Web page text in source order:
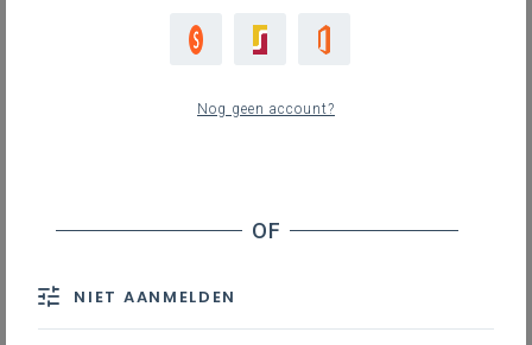
Geen zoekresultaten
Nog geen account?
NIET AANMELDEN